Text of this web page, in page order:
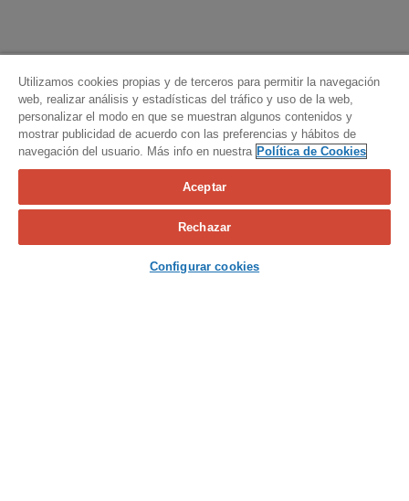
Calcula tu seguro
Contacta con nosotros
Utilizamos cookies propias y de terceros para permitir la navegación
web, realizar análisis y estadísticas del tráfico y uso de la web,
personalizar el modo en que se muestran algunos contenidos y
mostrar publicidad de acuerdo con las preferencias y hábitos de
navegación del usuario. Más info en nuestra Política de Cookies
Aceptar
Rechazar
Configurar cookies